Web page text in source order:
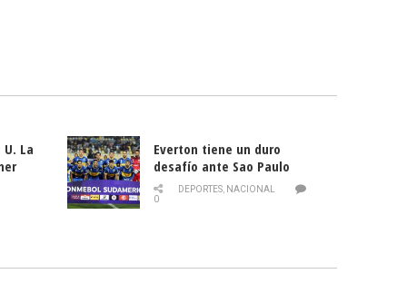
La
Everton tiene un duro
desafío ante Sao Paulo
DEPORTES, NACIONAL
0